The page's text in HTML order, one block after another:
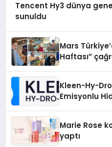
Tencent Hy3 dünya
sunuldu
Mars
Haftası”
Kleen-Hy-
Emisyonlu
Marie Rose
yaptı